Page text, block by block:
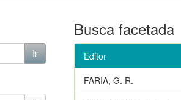
Busca facetada
Editor
FARIA, G. R.